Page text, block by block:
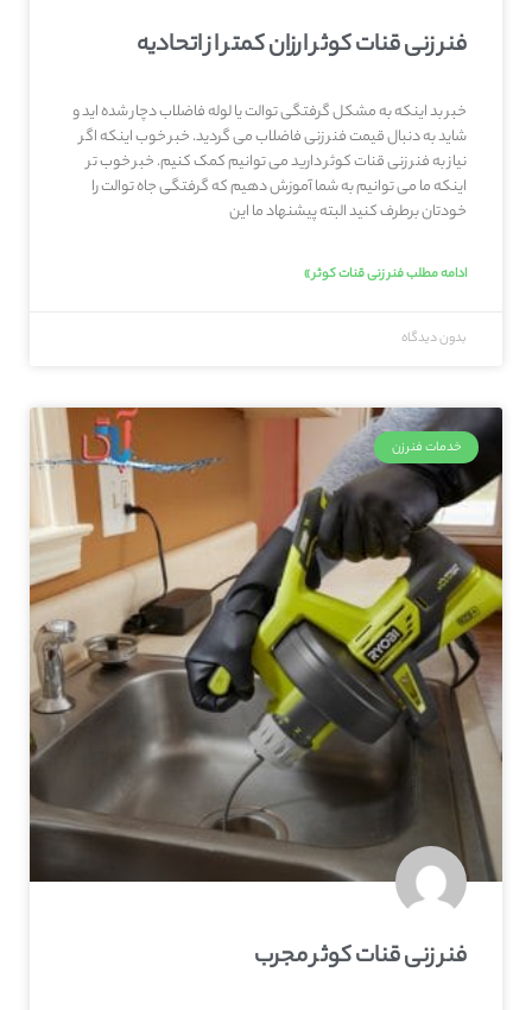
فنر زنی قنات کوثر ارزان کمتر از اتحادیه
خبر بد اینکه به مشکل گرفتگی توالت یا لوله فاضلاب دچار شده اید و
شاید به دنبال قیمت فنر زنی فاضلاب می گردید. خبر خوب اینکه اگر
نیاز به فنر زنی قنات کوثر دارید می توانیم کمک کنیم. خبر خوب تر
اینکه ما می توانیم به شما آموزش دهیم که گرفتگی جاه توالت را
خودتان برطرف کنید البته پیشنهاد ما این
ادامه مطلب فنر زنی قنات کوثر »
بدون دیدگاه
خدمات فنرزن
فنر زنی قنات کوثر مجرب